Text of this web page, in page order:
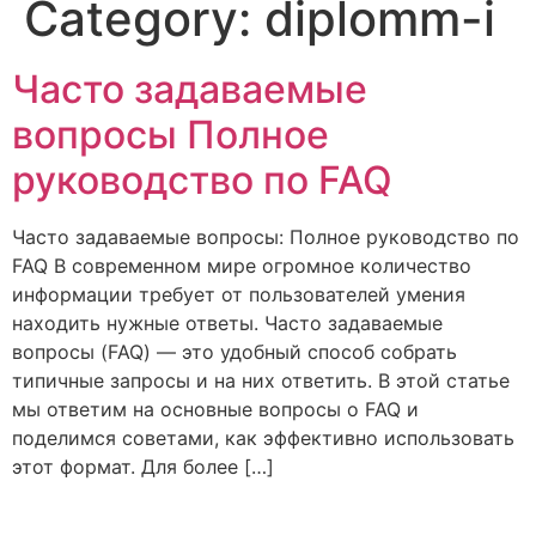
Category: diplomm-i
Часто задаваемые
вопросы Полное
руководство по FAQ
Часто задаваемые вопросы: Полное руководство по
FAQ В современном мире огромное количество
информации требует от пользователей умения
находить нужные ответы. Часто задаваемые
вопросы (FAQ) — это удобный способ собрать
типичные запросы и на них ответить. В этой статье
мы ответим на основные вопросы о FAQ и
поделимся советами, как эффективно использовать
этот формат. Для более […]